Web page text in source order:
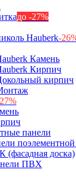
до -27%
Hauberk-
Камень
Кирпич
кирпич
панели
поэлементной
доска)
ПВХ